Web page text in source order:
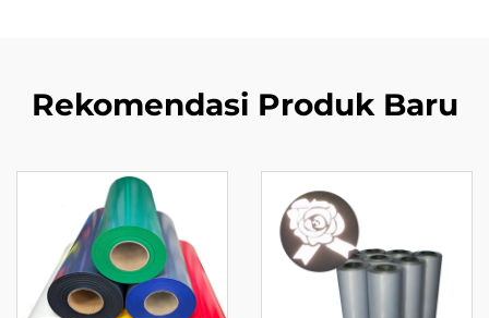
Rekomendasi Produk Baru